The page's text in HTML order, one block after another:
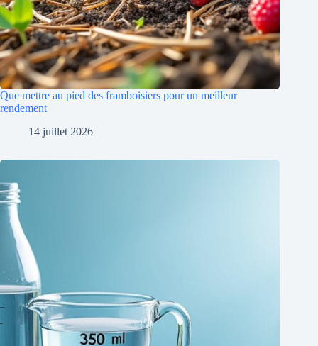
Que mettre au pied des framboisiers pour un meilleur
rendement
14 juillet 2026